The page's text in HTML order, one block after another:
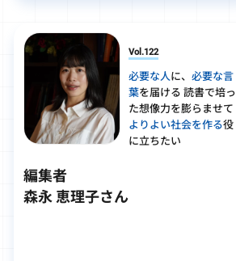
Vol.122
必要な人に、 必要な言
葉を届ける 読書で培っ
た想像力を膨らませて
よりよい社会を作る役
に立ちたい
編集者
森永 恵理子さん